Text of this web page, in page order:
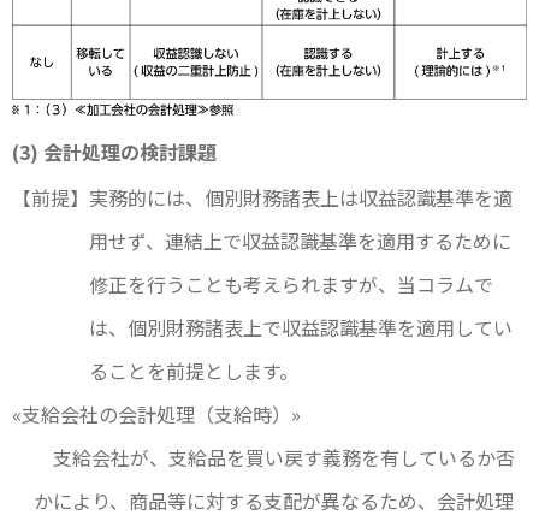
(3) 会計処理の検討課題
【前提】 実務的には、個別財務諸表上は収益認識基準を適
用せず、連結上で収益認識基準を適用するために
修正を行うことも考えられますが、当コラムで
は、個別財務諸表上で収益認識基準を適用してい
ることを前提とします。
«支給会社の会計処理（支給時）»
支給会社が、支給品を買い戻す義務を有しているか否
かにより、商品等に対する支配が異なるため、会計処理